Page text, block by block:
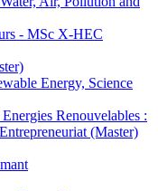
- MSc X-HEC
Energy, Science
Renouvelables :
(Master)